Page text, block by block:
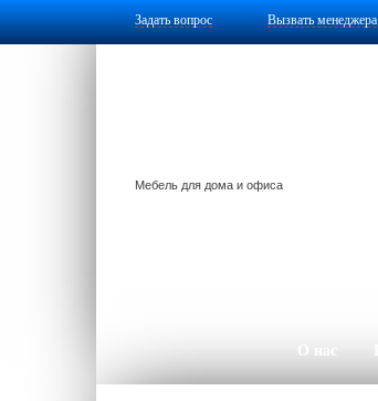
Задать вопрос Вызвать менеджера
Мебель для дома и офиса
О нас